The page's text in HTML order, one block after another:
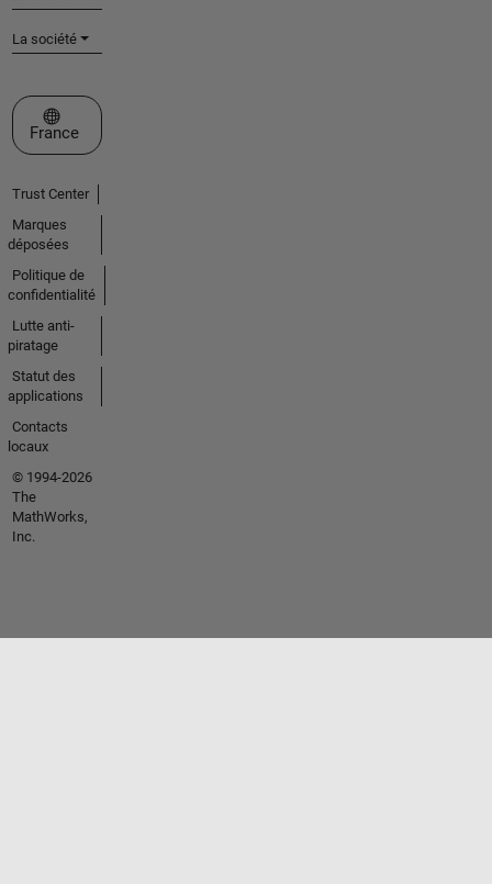
La société
Sélectionner un site web
France
Trust Center
Marques
déposées
Politique de
confidentialité
Lutte anti-
piratage
Statut des
applications
Contacts
locaux
© 1994-2026
The
MathWorks,
Inc.